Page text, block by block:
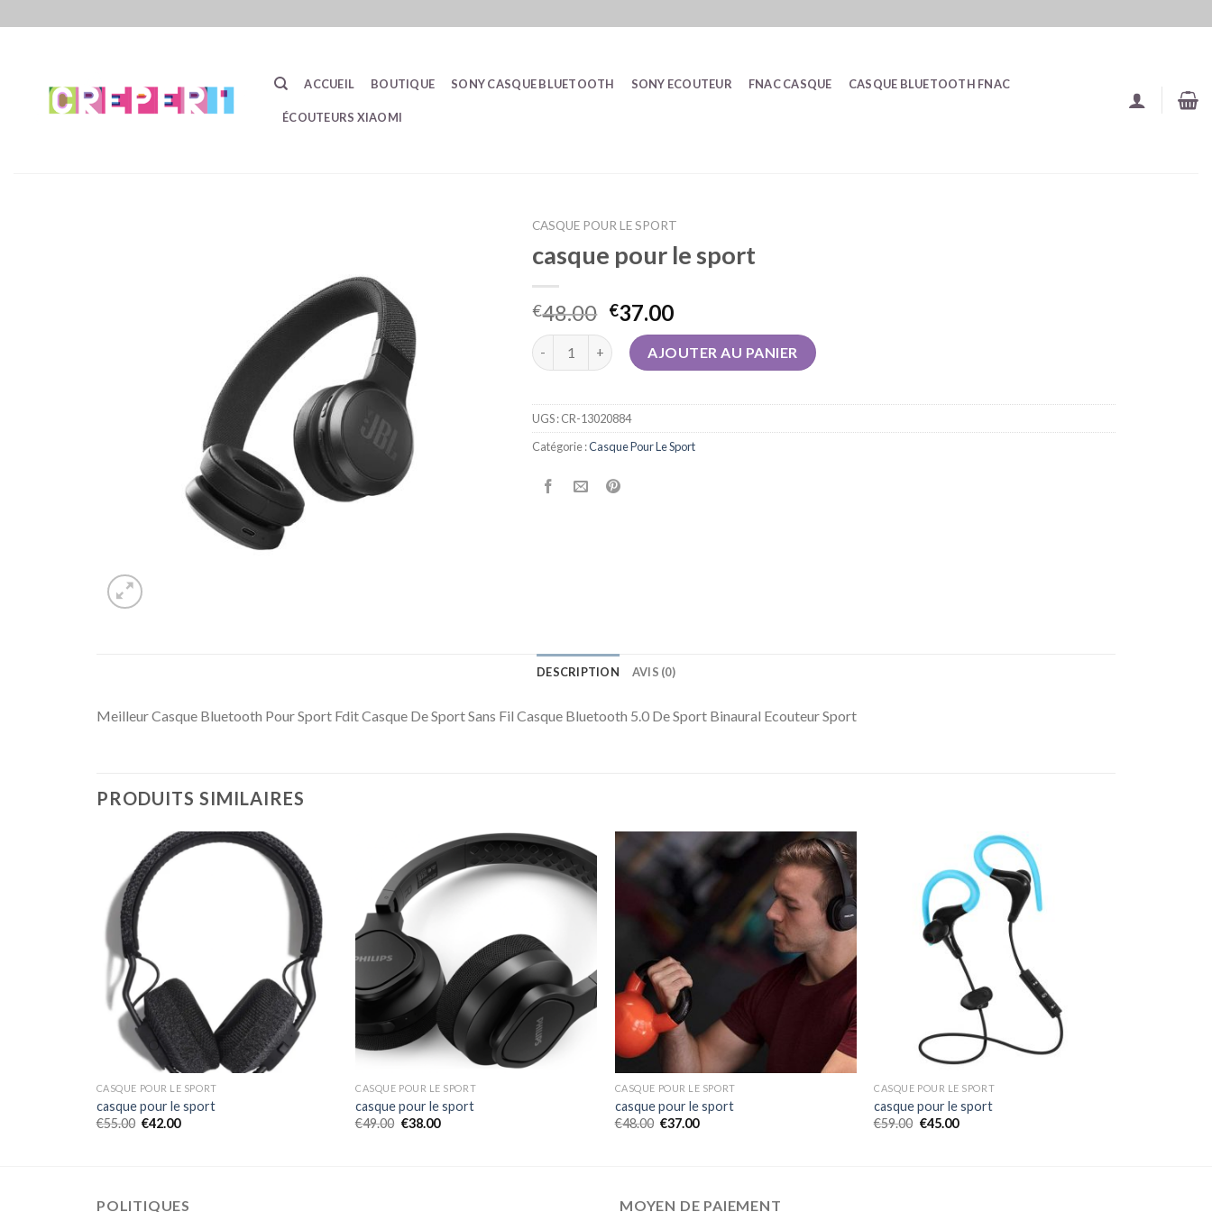
ACCUEIL BOUTIQUE SONY CASQUE BLUETOOTH SONY ECOUTEUR FNAC CASQUE CASQUE BLUETOOTH FNAC
ÉCOUTEURS XIAOMI
CASQUE POUR LE SPORT
casque pour le sport
€48.00 €37.00
quantité de casque pour le sportAJOUTER AU PANIER
UGS :CR-13020884
Catégorie :Casque Pour Le Sport
DESCRIPTION AVIS (0)
Meilleur Casque Bluetooth Pour Sport Fdit Casque De Sport Sans Fil Casque Bluetooth 5.0 De Sport Binaural Ecouteur Sport
PRODUITS SIMILAIRES
CASQUE POUR LE SPORT
casque pour le sport
€55.00 €42.00
CASQUE POUR LE SPORT
casque pour le sport
€49.00 €38.00
CASQUE POUR LE SPORT
casque pour le sport
€48.00 €37.00
CASQUE POUR LE SPORT
casque pour le sport
€59.00 €45.00
POLITIQUES MOYEN DE PAIEMENT